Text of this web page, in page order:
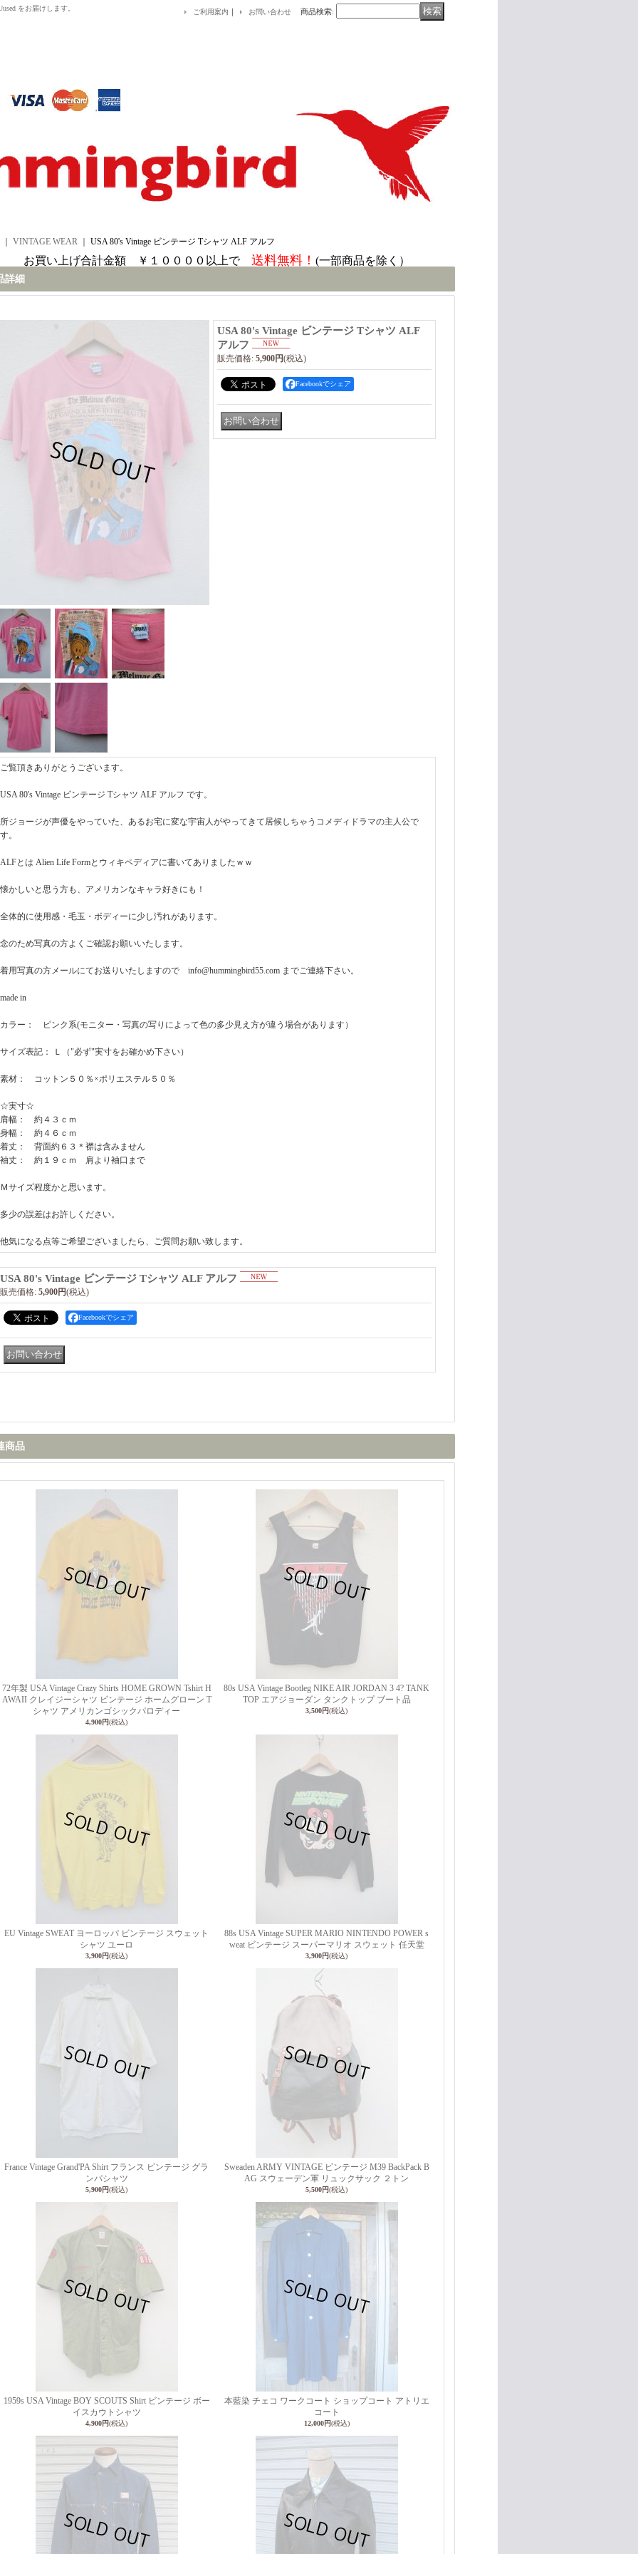
をお届けします。 ご利用案内 ｜ お問い合わせ 商品検索:
VINTAGE WEAR USA 80's Vintage ビンテージ Tシャツ ALF アルフ
お買い上げ合計金額 ￥１００００以上で 送料無料！ (一部商品を除く）
詳細
USA 80's Vintage ビンテージ Tシャツ ALF
アルフ
販売価格: 5,900円(税込)
Facebookでシェア
ご覧頂きありがとうございます。
USA 80's Vintage ビンテージ Tシャツ ALF アルフ です。
所ジョージが声優をやっていた、あるお宅に変な宇宙人がやってきて居候しちゃうコメディドラマの主人公で
す。
ALFとは Alien Life Formとウィキペディアに書いてありましたｗｗ
懐かしいと思う方も、アメリカンなキャラ好きにも！
全体的に使用感・毛玉・ボディーに少し汚れがあります。
念のため写真の方よくご確認お願いいたします。
着用写真の方メールにてお送りいたしますので info@hummingbird55.com までご連絡下さい。
made in
カラー： ピンク系(モニター・写真の写りによって色の多少見え方が違う場合があります）
サイズ表記： Ｌ（"必ず"実寸をお確かめ下さい）
素材： コットン５０％×ポリエステル５０％
☆実寸☆
肩幅： 約４３ｃｍ
身幅： 約４６ｃｍ
着丈： 背面約６３＊襟は含みません
袖丈： 約１９ｃｍ 肩より袖口まで
Ｍサイズ程度かと思います。
多少の誤差はお許しください。
他気になる点等ご希望ございましたら、ご質問お願い致します。
USA 80's Vintage ビンテージ Tシャツ ALF アルフ
販売価格: 5,900円(税込)
Facebookでシェア
商品
72年製 USA Vintage Crazy Shirts HOME GROWN Tshirt H
AWAII クレイジーシャツ ビンテージ ホームグローン T
シャツ アメリカンゴシックパロディー
4,900円(税込)
80s USA Vintage Bootleg NIKE AIR JORDAN 3 4? TANK
TOP エアジョーダン タンクトップ ブート品
3,500円(税込)
EU Vintage SWEAT ヨーロッパ ビンテージ スウェット
シャツ ユーロ
3,900円(税込)
88s USA Vintage SUPER MARIO NINTENDO POWER s
weat ビンテージ スーパーマリオ スウェット 任天堂
3,900円(税込)
France Vintage Grand'PA Shirt フランス ビンテージ グラ
ンパシャツ
5,900円(税込)
Sweaden ARMY VINTAGE ビンテージ M39 BackPack B
AG スウェーデン軍 リュックサック ２トン
5,500円(税込)
1959s USA Vintage BOY SCOUTS Shirt ビンテージ ボー
イスカウトシャツ
4,900円(税込)
本藍染 チェコ ワークコート ショップコート アトリエ
コート
12,000円(税込)